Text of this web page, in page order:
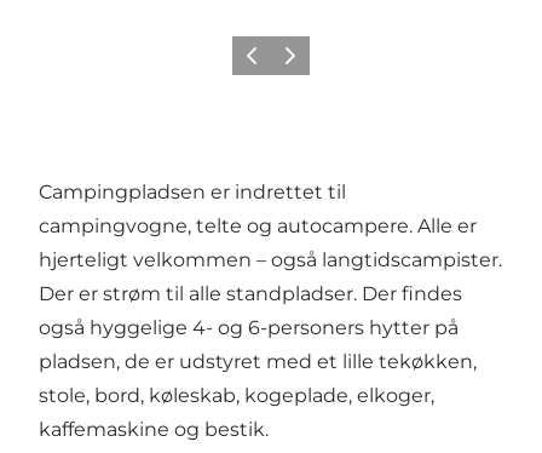
ForrigeNæste
Campingpladsen er indrettet til
campingvogne, telte og autocampere. Alle er
hjerteligt velkommen – også langtidscampister.
Der er strøm til alle standpladser. Der findes
også hyggelige 4- og 6-personers hytter på
pladsen, de er udstyret med et lille tekøkken,
stole, bord, køleskab, kogeplade, elkoger,
kaffemaskine og bestik.